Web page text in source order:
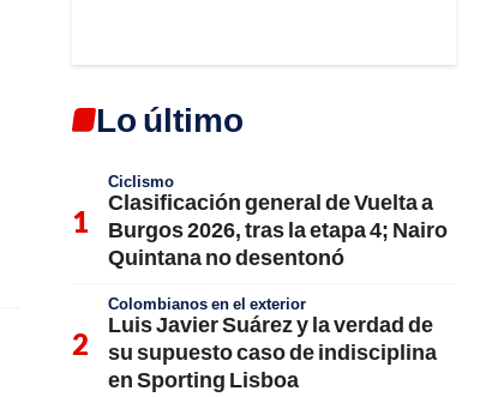
Lo último
Ciclismo
Clasificación general de Vuelta a
Burgos 2026, tras la etapa 4; Nairo
Quintana no desentonó
Colombianos en el exterior
Luis Javier Suárez y la verdad de
su supuesto caso de indisciplina
en Sporting Lisboa